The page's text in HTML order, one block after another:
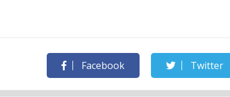
Facebook Twitter